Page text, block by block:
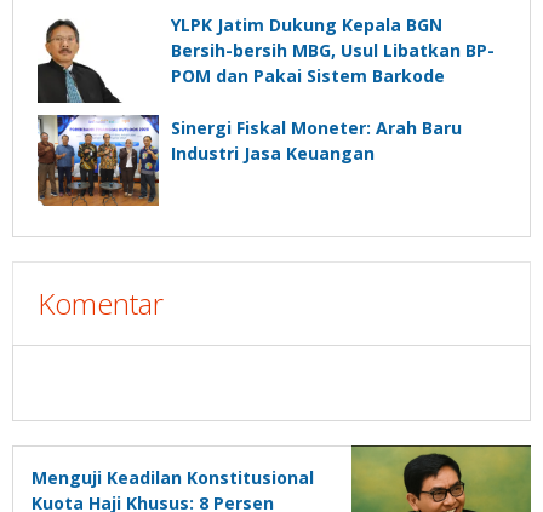
YLPK Jatim Dukung Kepala BGN
Bersih-bersih MBG, Usul Libatkan BP-
POM dan Pakai Sistem Barkode
Sinergi Fiskal Moneter: Arah Baru
Industri Jasa Keuangan
Komentar
Menguji Keadilan Konstitusional
Kuota Haji Khusus: 8 Persen